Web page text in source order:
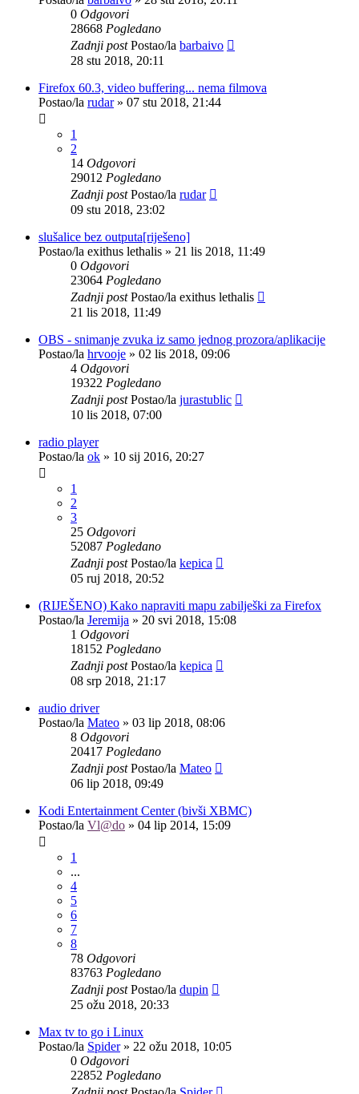
0 Odgovori
28668 Pogledano
Zadnji postPostao/la barbaivo
28 stu 2018, 20:11
Firefox 60.3, video buffering... nema filmova
Postao/la rudar» 07 stu 2018, 21:44
1
2
14 Odgovori
29012 Pogledano
Zadnji postPostao/la rudar
09 stu 2018, 23:02
slušalice bez outputa[riješeno]
Postao/la exithus lethalis » 21 lis 2018, 11:49
0 Odgovori
23064 Pogledano
Zadnji postPostao/la exithus lethalis
21 lis 2018, 11:49
OBS - snimanje zvuka iz samo jednog prozora/aplikacije
Postao/la hrvooje » 02 lis 2018, 09:06
4 Odgovori
19322 Pogledano
Zadnji postPostao/la jurastublic
10 lis 2018, 07:00
radio player
Postao/la ok » 10 sij 2016, 20:27
1
2
3
25 Odgovori
52087 Pogledano
Zadnji postPostao/la kepica
05 ruj 2018, 20:52
(RIJEŠENO) Kako napraviti mapu zabilješki za Firefox
Postao/la Jeremija » 20 svi 2018, 15:08
1 Odgovori
18152 Pogledano
Zadnji postPostao/la kepica
08 srp 2018, 21:17
audio driver
Postao/la Mateo » 03 lip 2018, 08:06
8 Odgovori
20417 Pogledano
Zadnji postPostao/la Mateo
06 lip 2018, 09:49
Kodi Entertainment Center (bivši XBMC)
Postao/la Vl@do » 04 lip 2014, 15:09
1
...
4
5
6
7
8
78 Odgovori
83763 Pogledano
Zadnji postPostao/la dupin
25 ožu 2018, 20:33
Max tv to go i Linux
Postao/la Spider» 22 ožu 2018, 10:05
0 Odgovori
22852 Pogledano